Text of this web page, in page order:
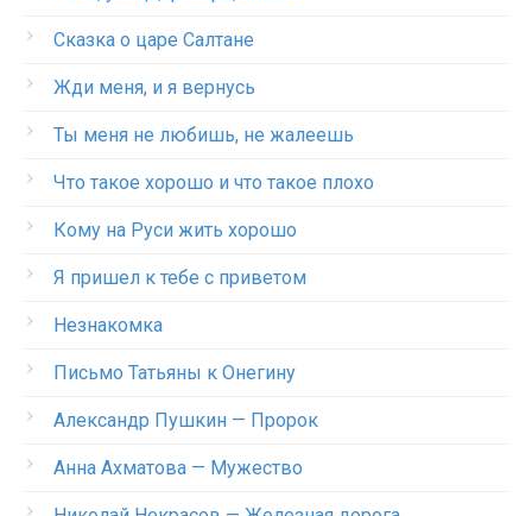
Сказка о царе Салтане
Жди меня, и я вернусь
Ты меня не любишь, не жалеешь
Что такое хорошо и что такое плохо
Кому на Руси жить хорошо
Я пришел к тебе с приветом
Незнакомка
Письмо Татьяны к Онегину
Александр Пушкин — Пророк
Анна Ахматова — Мужество